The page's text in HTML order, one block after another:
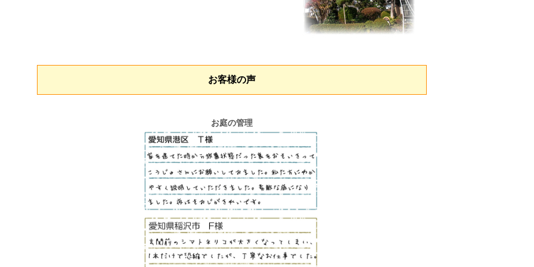
お客様の声
お庭の管理